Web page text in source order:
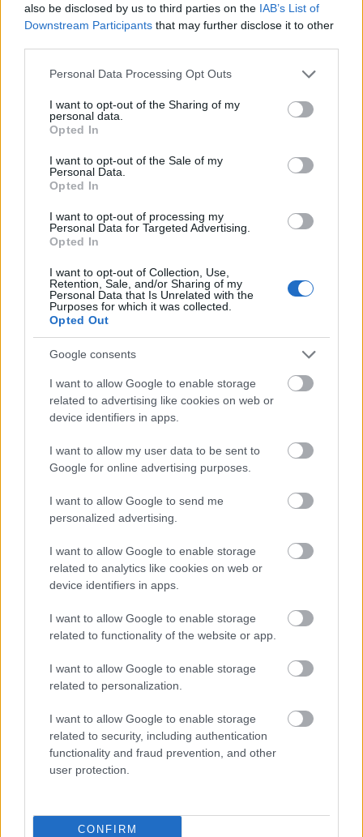
also be disclosed by us to third parties on the IAB’s List of
Downstream Participants that may further disclose it to other
Please note that this website/app uses one or more Google
not limited to your visit or usage behaviour. You may click to
grant or deny consent to Google and its third-party tags to
use your data for below specified purposes in below Google
consent section.
Personal Data Processing Opt Outs
I want to opt-out of the Sharing of my
personal data.
Opted In
I want to opt-out of the Sale of my
Personal Data.
Opted In
I want to opt-out of processing my
Personal Data for Targeted Advertising.
Opted In
I want to opt-out of Collection, Use,
Retention, Sale, and/or Sharing of my
Personal Data that Is Unrelated with the
Purposes for which it was collected.
Opted Out
Google consents
I want to allow Google to enable storage
related to advertising like cookies on web or
device identifiers in apps.
I want to allow my user data to be sent to
Google for online advertising purposes.
I want to allow Google to send me
personalized advertising.
I want to allow Google to enable storage
related to analytics like cookies on web or
device identifiers in apps.
I want to allow Google to enable storage
related to functionality of the website or app.
I want to allow Google to enable storage
related to personalization.
I want to allow Google to enable storage
related to security, including authentication
functionality and fraud prevention, and other
user protection.
CONFIRM
Langrenn Allround
Det svenske skiforbundet har tatt ut både langløpere,
Dette er Sveriges tropp til Tour de Ski.
Tour de Ski 2023 – program dag for
20.12.2022
Tour de Ski 2023 starter på nyttårsaften. Her finner du alt av tider
og detaljer fra sprintprologen 31. desember til monsterbakken Alpe
Cermis 8. januar.